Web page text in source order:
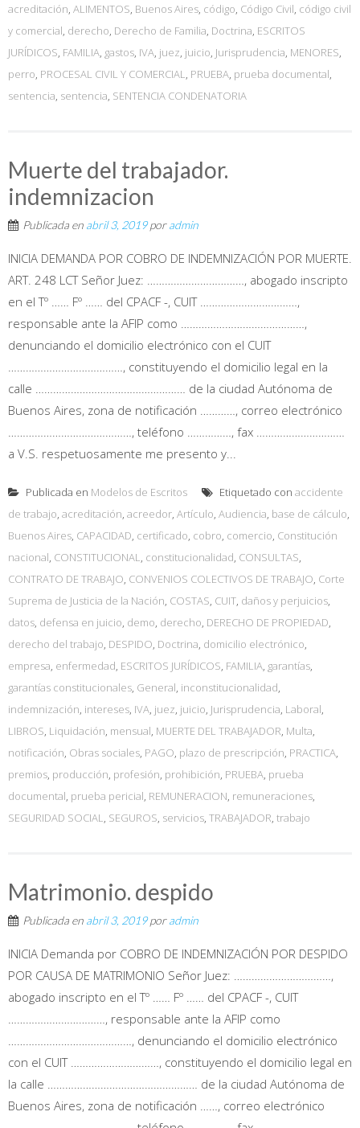
acreditación, ALIMENTOS, Buenos Aires, código, Código Civil, código civil
y comercial, derecho, Derecho de Familia, Doctrina, ESCRITOS
JURÍDICOS, FAMILIA, gastos, IVA, juez, juicio, Jurisprudencia, MENORES,
perro, PROCESAL CIVIL Y COMERCIAL, PRUEBA, prueba documental,
sentencia, sentencia, SENTENCIA CONDENATORIA
Muerte del trabajador.
indemnizacion
Publicada en abril 3, 2019poradmin
INICIA DEMANDA POR COBRO DE INDEMNIZACIÓN POR MUERTE.
ART. 248 LCT Señor Juez: ……………………………, abogado inscripto
en el Tº …… Fº …… del CPACF -, CUIT ……………………………,
responsable ante la AFIP como ……………………………………,
denunciando el domicilio electrónico con el CUIT
…………………………………, constituyendo el domicilio legal en la
calle …………………………………………… de la ciudad Autónoma de
Buenos Aires, zona de notificación …………, correo electrónico
……………………………………, teléfono ……………, fax …………………………
a V.S. respetuosamente me presento y...
Publicada en Modelos de Escritos Etiquetado con accidente
de trabajo, acreditación, acreedor, Artículo, Audiencia, base de cálculo,
Buenos Aires, CAPACIDAD, certificado, cobro, comercio, Constitución
nacional, CONSTITUCIONAL, constitucionalidad, CONSULTAS,
CONTRATO DE TRABAJO, CONVENIOS COLECTIVOS DE TRABAJO, Corte
Suprema de Justicia de la Nación, COSTAS, CUIT, daños y perjuicios,
datos, defensa en juicio, demo, derecho, DERECHO DE PROPIEDAD,
derecho del trabajo, DESPIDO, Doctrina, domicilio electrónico,
empresa, enfermedad, ESCRITOS JURÍDICOS, FAMILIA, garantías,
garantías constitucionales, General, inconstitucionalidad,
indemnización, intereses, IVA, juez, juicio, Jurisprudencia, Laboral,
LIBROS, Liquidación, mensual, MUERTE DEL TRABAJADOR, Multa,
notificación, Obras sociales, PAGO, plazo de prescripción, PRACTICA,
premios, producción, profesión, prohibición, PRUEBA, prueba
documental, prueba pericial, REMUNERACION, remuneraciones,
SEGURIDAD SOCIAL, SEGUROS, servicios, TRABAJADOR, trabajo
Matrimonio. despido
Publicada en abril 3, 2019poradmin
INICIA Demanda por COBRO DE INDEMNIZACIÓN POR DESPIDO
POR CAUSA DE MATRIMONIO Señor Juez: ……………………………,
abogado inscripto en el Tº …… Fº …… del CPACF -, CUIT
……………………………, responsable ante la AFIP como
……………………………………, denunciando el domicilio electrónico
con el CUIT …………………………, constituyendo el domicilio legal en
la calle …………………………………………… de la ciudad Autónoma de
Buenos Aires, zona de notificación ……, correo electrónico